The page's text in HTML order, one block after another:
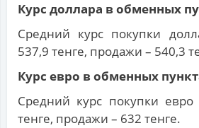
Курс доллара в обменных
Средний курс покупки
537,9 тенге, продажи – 540,3
Курс евро в обменных
Средний курс покупки
тенге, продажи – 632 тенге.